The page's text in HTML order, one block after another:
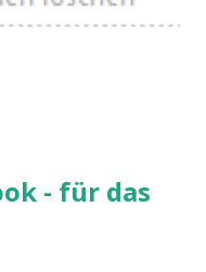
- für das